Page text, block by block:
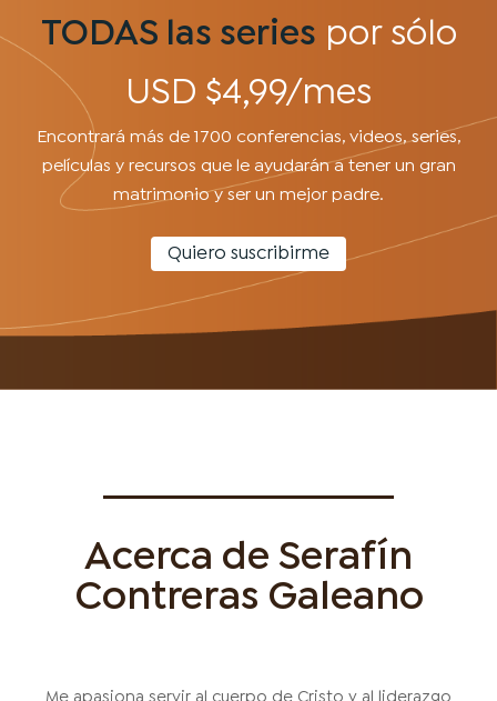
TODAS las series por sólo
USD $4,99/mes
Encontrará más de 1700 conferencias, videos, series,
películas y recursos que le ayudarán a tener un gran
matrimonio y ser un mejor padre.
Quiero suscribirme
Acerca de Serafín
Contreras Galeano
Me apasiona servir al cuerpo de Cristo y al liderazgo